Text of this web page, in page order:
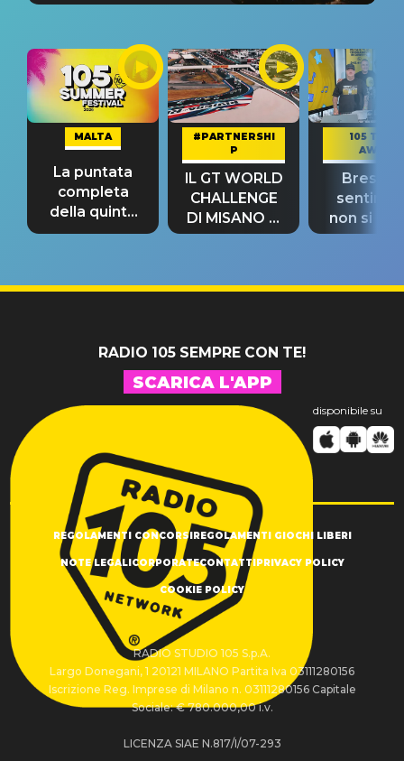
MALTA
La puntata
completa
della quinta
tappa
#PARTNERSHI
P
IL GT WORLD
CHALLENGE
DI MISANO si
riconferma
105 TAKE
AWAY
Bresh:
non si
fino alla
RADIO 105 SEMPRE CON TE!
SCARICA L'APP
disponibile su
REGOLAMENTI CONCORSIREGOLAMENTI GIOCHI LIBERI
NOTE LEGALICORPORATECONTATTIPRIVACY POLICY
COOKIE POLICY
RADIO STUDIO 105 S.p.A.
Largo Donegani, 1 20121 MILANO Partita Iva 03111280156
Iscrizione Reg. Imprese di Milano n. 03111280156 Capitale
Sociale: € 780.000,00 i.v.
LICENZA SIAE N.817/I/07-293